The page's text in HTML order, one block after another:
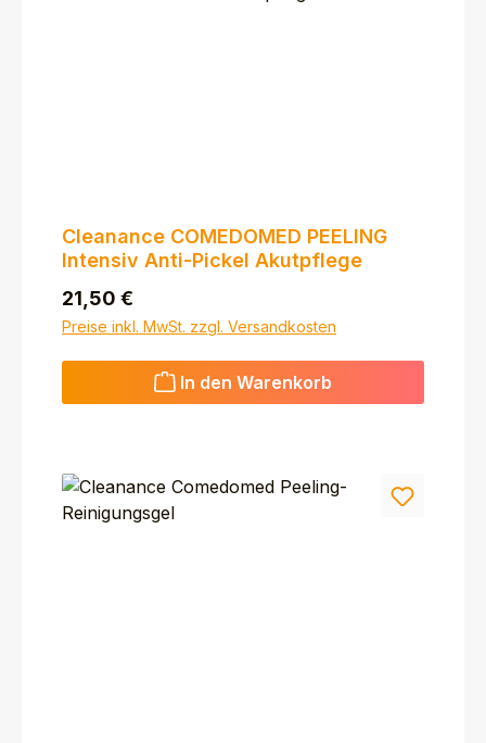
Cleanance COMEDOMED PEELING
Intensiv Anti-Pickel Akutpflege
Regulärer Preis:
21,50 €
Preise inkl. MwSt. zzgl. Versandkosten
In den Warenkorb